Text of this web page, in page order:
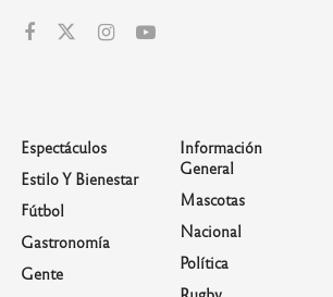
Espectáculos
Estilo Y Bienestar
Fútbol
Gastronomía
Gente
Información
General
Mascotas
Nacional
Política